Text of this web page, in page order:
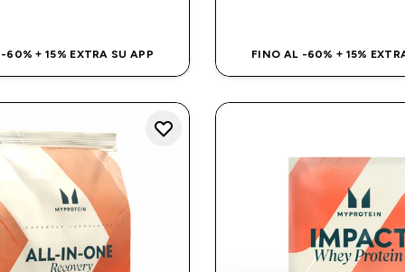
60% + 15% EXTRA SU APP FINO AL -60% + 15%